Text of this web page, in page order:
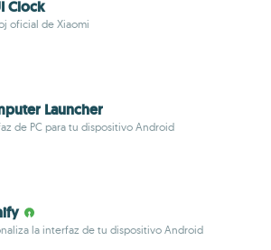
Clock
oficial de Xiaomi
Launcher
de PC para tu dispositivo Android
la interfaz de tu dispositivo Android